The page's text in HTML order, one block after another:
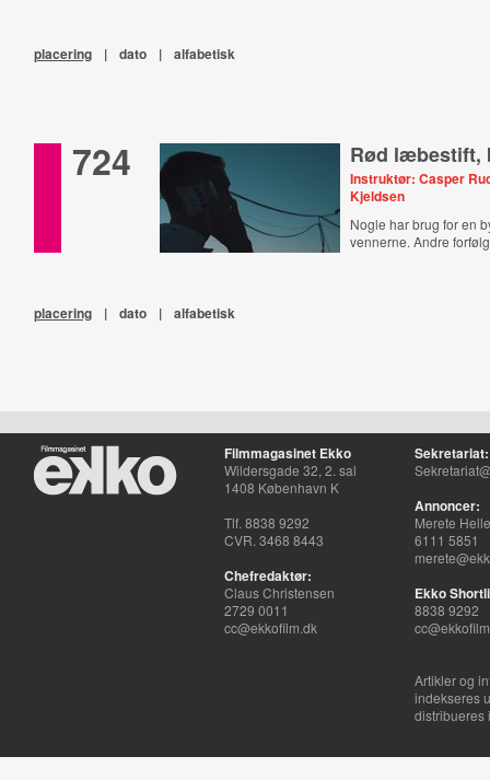
placering | dato | alfabetisk
724 Rød læbestift,
Instruktør: Casper
Kjeldsen
Nogle har brug for en
vennerne. Andre
placering | dato | alfabetisk
Filmmagasinet Ekko
Wildersgade 32, 2. sal
1408 København K
Tlf. 8838 9292
CVR. 3468 8443
Chefredaktør:
Claus Christensen
2729 0011
cc@ekkofilm.dk
Sekretariat:
Annoncer:
Merete
6111 5851
Ekko
8838 9292
Artikler og
indekseres
distribueres